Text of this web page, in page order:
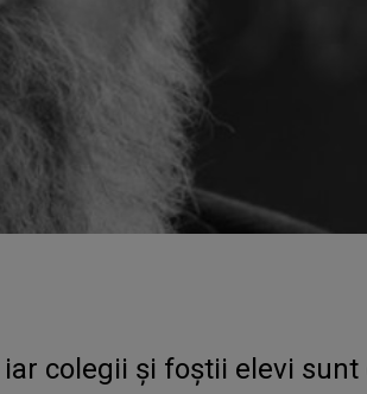
colegii și foștii elevi sunt